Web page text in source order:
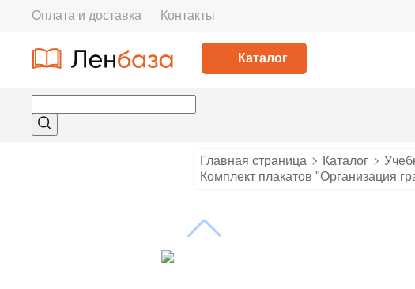
Оплата и доставка Контакты
Каталог
Главная страница Каталог
Комплект плакатов "Организация